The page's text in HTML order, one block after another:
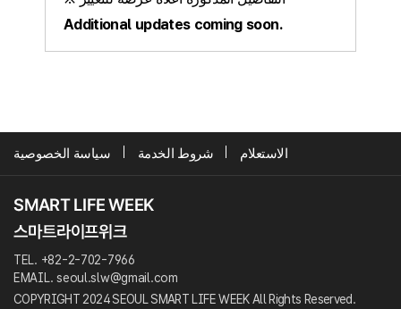
Additional updates coming soon.
سياسة الخصوصية شروط الخدمة الاستعلام
TEL. +82-2-702-7966
EMAIL. seoul.slw@gmail.com
COPYRIGHT 2024 SEOUL SMART LIFE WEEK All Rights Reserved.